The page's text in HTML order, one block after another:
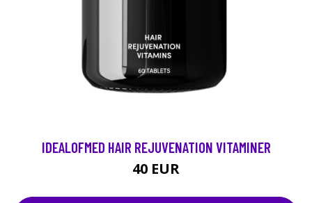
IDEALOFMED HAIR REJUVENATION VITAMINER
40 EUR